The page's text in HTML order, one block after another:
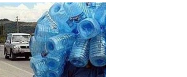
Мам, я
на
работу.
Прикол